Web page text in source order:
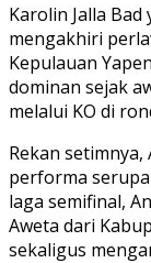
Karolin Jalla
mengakhiri
Kepulauan
dominan sejak
melalui KO di
Rekan
performa
laga semifinal,
Aweta dari
sekaligus